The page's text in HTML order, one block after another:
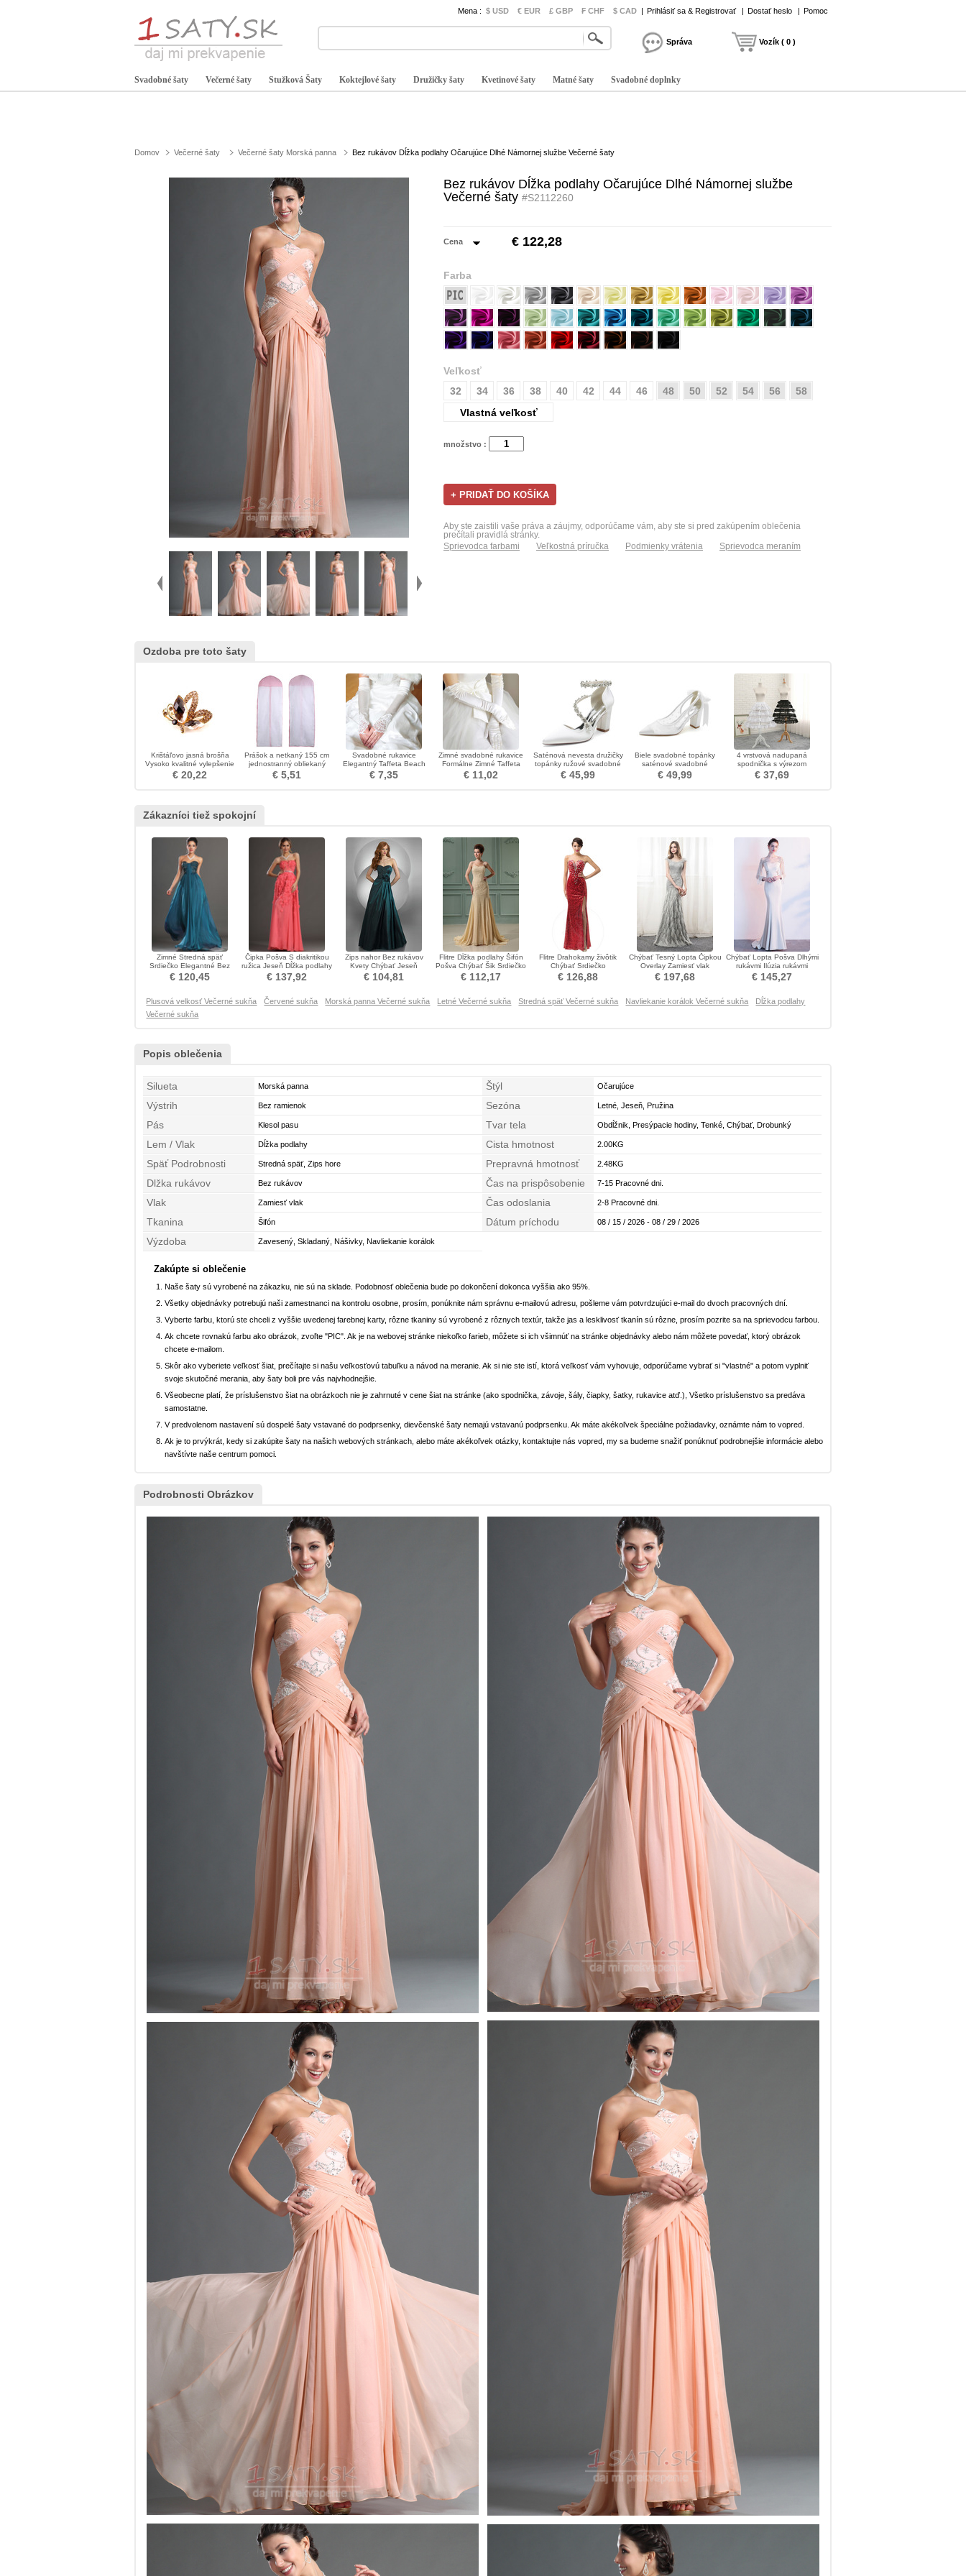
Mena : $ USD € EUR £ GBP ₣ CHF $ CAD | Prihlásiť sa & Registrovať | Dostať heslo | Pomoc
Správa Vozík ( 0 )
Svadobné šaty Večerné šaty Stužková Šaty Koktejlové šaty Družičky šaty Kvetinové šaty Matné šaty Svadobné doplnky
Domov Večerné šaty Večerné šaty Morská panna Bez rukávov Dĺžka podlahy Očarujúce Dlhé Námornej službe Večerné šaty
Bez rukávov Dĺžka podlahy Očarujúce Dlhé Námornej službe
Večerné šaty #S2112260
Cena € 122,28
Farba
Veľkosť
32
34 36 38 40 42 44 46 48 50 52 54 56
58
Vlastná veľkosť
množstvo :
Aby ste zaistili vaše práva a záujmy, odporúčame vám, aby ste si pred zakúpením oblečenia
prečítali pravidlá stránky.
Sprievodca farbami
Veľkostná príručka Podmienky vrátenia Sprievodca meraním
Ozdoba pre toto šaty
Krištáľovo jasná brošňa
Vysoko kvalitné vylepšenie
Veľkoobchodné vyložené
diamantové brošne
€ 20,22
Prášok a netkaný 155 cm
jednostranný obliekaný
krycí kryt prachu v texte
€ 5,51
Svadobné rukavice
Elegantný Taffeta Beach
Apply Winter
€ 7,35
Zimné svadobné rukavice
Formálne Zimné Taffeta
Izba
€ 11,02
Saténová nevesta družičky
topánky ružové svadobné
topánky večere párty výkon
vysoké podpätky
€ 45,99
Biele svadobné topánky
saténové svadobné
topánky vysoké podpätky
jesenné a zimné modely
€ 49,99
4 vrstvová nadupaná
spodnička s výrezom
volániková spodnička
nastaviteľná spodnička
€ 37,69
Zákazníci tiež spokojní
Zimné Stredná späť
Srdiečko Elegantné Bez
rukávov Večerné šaty
€ 120,45
Čipka Pošva S diakritikou
ružica Jeseň Dĺžka podlahy
Večerné šaty
€ 137,92
Zips nahor Bez rukávov
Kvety Chýbať Jeseň
Prírodné pása Večerné šaty
€ 104,81
Flitre Dĺžka podlahy Šifón
Pošva Chýbať Šik Srdiečko
Večerné šaty
€ 112,17
Flitre Drahokamy živôtik
Chýbať Srdiečko
Zašnurovať topánky
Večerné šaty
€ 126,88
Chýbať Tesný Lopta Čipkou
Overlay Zamiesť vlak
Elegantné Večerné šaty
€ 197,68
Chýbať Lopta Pošva Dlhými
rukávmi Ilúzia rukávmi
Večerné šaty
€ 145,27
Plusová velkosť Večerné sukňa Červené sukňa Morská panna Večerné sukňa Letné Večerné sukňa Stredná späť Večerné sukňa Navliekanie korálok Večerné sukňa
Dĺžka podlahy
Večerné sukňa
Popis oblečenia
Silueta Morská panna Štýl Očarujúce
Výstrih Bez ramienok Sezóna Letné, Jeseň, Pružina
Pás Klesol pasu Tvar tela Obdĺžnik, Presýpacie hodiny, Tenké, Chýbať, Drobunký
Lem / Vlak Dĺžka podlahy Cista hmotnost 2.00KG
Späť Podrobnosti Stredná späť, Zips hore Prepravná hmotnosť 2.48KG
Dlžka rukávov Bez rukávov Čas na prispôsobenie 7-15 Pracovné dni.
Vlak Zamiesť vlak Čas odoslania 2-8 Pracovné dni.
Tkanina Šifón Dátum príchodu 08 / 15 / 2026 - 08 / 29 / 2026
Výzdoba Zavesený, Skladaný, Nášivky, Navliekanie korálok
Zakúpte si oblečenie
Naše šaty sú vyrobené na zákazku, nie sú na sklade. Podobnosť oblečenia bude po dokončení dokonca vyššia ako 95%.
Všetky objednávky potrebujú naši zamestnanci na kontrolu osobne, prosím, ponúknite nám správnu e-mailovú adresu, pošleme vám potvrdzujúci e-mail do dvoch pracovných dní.
Vyberte farbu, ktorú ste chceli z vyššie uvedenej farebnej karty, rôzne tkaniny sú vyrobené z rôznych textúr, takže jas a lesklivosť tkanín sú rôzne, prosím pozrite sa na sprievodcu farbou.
Ak chcete rovnakú farbu ako obrázok, zvoľte "PIC". Ak je na webovej stránke niekoľko farieb, môžete si ich všimnúť na stránke objednávky alebo nám môžete povedať, ktorý obrázok
chcete e-mailom.
Skôr ako vyberiete veľkosť šiat, prečítajte si našu veľkosťovú tabuľku a návod na meranie. Ak si nie ste istí, ktorá veľkosť vám vyhovuje, odporúčame vybrať si "vlastné" a potom vyplniť
svoje skutočné merania, aby šaty boli pre vás najvhodnejšie.
Všeobecne platí, že príslušenstvo šiat na obrázkoch nie je zahrnuté v cene šiat na stránke (ako spodnička, závoje, šály, čiapky, šatky, rukavice atď.), Všetko príslušenstvo sa predáva
samostatne.
V predvolenom nastavení sú dospelé šaty vstavané do podprsenky, dievčenské šaty nemajú vstavanú podprsenku. Ak máte akékoľvek špeciálne požiadavky, oznámte nám to vopred.
Ak je to prvýkrát, kedy si zakúpite šaty na našich webových stránkach, alebo máte akékoľvek otázky, kontaktujte nás vopred, my sa budeme snažiť ponúknuť podrobnejšie informácie alebo
navštívte naše centrum pomoci.
Podrobnosti Obrázkov